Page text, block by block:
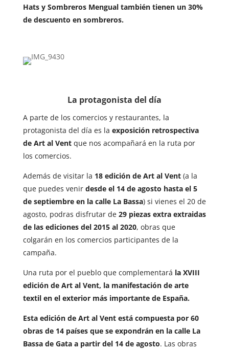
Hats y Sombreros Mengual también tienen un 30%
de descuento en sombreros.
La protagonista del día
A parte de los comercios y restaurantes, la
protagonista del día es la exposición retrospectiva
de Art al Ventque nos acompañará en la ruta por
los comercios.
Además de visitar la 18 edición de Art al Vent(a la
que puedes venir desde el 14 de agosto hasta el 5
de septiembre en la calle La Bassa) si vienes el 20 de
agosto, podras disfrutar de 29 piezas extra extraidas
de las ediciones del 2015 al 2020, obras que
colgarán en los comercios participantes de la
campaña.
Una ruta por el pueblo que complementará la XVIII
edición de Art al Vent, la manifestación de arte
textil en el exterior más importante de España.
Esta edición de Art al Vent está compuesta por 60
obras de 14 países que se expondrán en la calle La
Bassa de Gata a partir del 14 de agosto. Las obras